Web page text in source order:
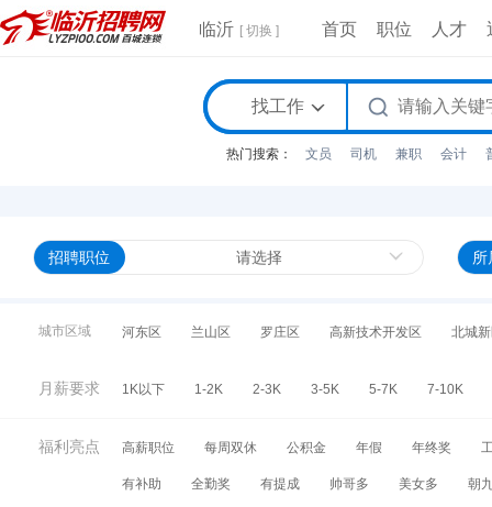
临沂 [ 切换 ] 首页 职位 人才
找工作
热门搜索： 文员 司机 兼职 会计
招聘职位 请选择 所
城市区域 河东区 兰山区 罗庄区 高新技术开发区 北城
月薪要求 1K以下 1-2K 2-3K 3-5K 5-7K 7-10K
福利亮点 高薪职位 每周双休 公积金 年假 年终奖
有补助 全勤奖 有提成 帅哥多 美女多 朝